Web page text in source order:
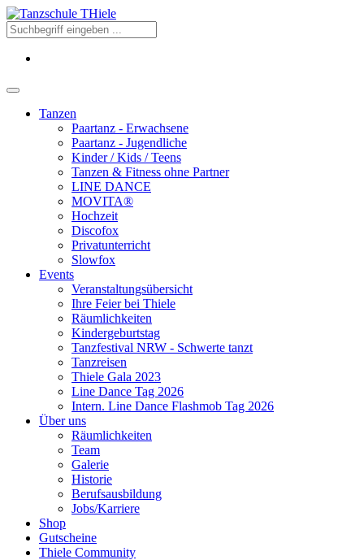
Tanzen
Paartanz - Erwachsene
Paartanz - Jugendliche
Kinder / Kids / Teens
Tanzen & Fitness ohne Partner
LINE DANCE
MOVITA®
Hochzeit
Discofox
Privatunterricht
Slowfox
Events
Veranstaltungsübersicht
Ihre Feier bei Thiele
Räumlichkeiten
Kindergeburtstag
Tanzfestival NRW - Schwerte tanzt
Tanzreisen
Thiele Gala 2023
Line Dance Tag 2026
Intern. Line Dance Flashmob Tag 2026
Über uns
Räumlichkeiten
Team
Galerie
Historie
Berufsausbildung
Jobs/Karriere
Shop
Gutscheine
Thiele Community